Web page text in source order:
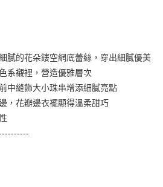
台北富邦商業銀行
兆豐國際商業銀行
台中商業銀行
華泰商業銀行
遠東國際商業銀行
之後才付款」的支付方式。 讓您購物簡單
膩的花朵鏤空網底蕾絲，穿出細膩優美
系襯裡，營造優雅層次
中縫飾大小珠串增添細膩亮點
，花瓣邊衣襬顯得溫柔甜巧